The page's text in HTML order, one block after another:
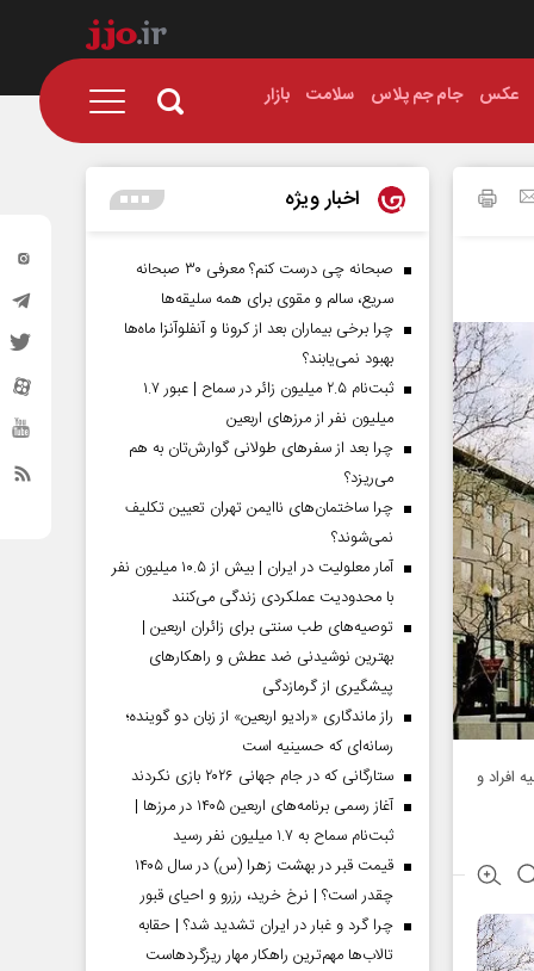
عکس جام جم پلاس سلامت بازار
افراد و
اخبار ویژه
صبحانه چی درست کنم؟ معرفی ۳۰ صبحانه
سریع، سالم و مقوی برای همه سلیقه‌ها
چرا برخی بیماران بعد از کرونا و آنفلوآنزا ماه‌ها
بهبود نمی‌یابند؟
ثبت‌نام ۲.۵ میلیون زائر در سماح | عبور ۱.۷
میلیون نفر از مرز‌های اربعین
چرا بعد از سفرهای طولانی گوارش‌تان به هم
می‌ریزد؟
چرا ساختمان‌های ناایمن تهران تعیین تکلیف
نمی‌شوند؟
آمار معلولیت در ایران | بیش از ۱۰.۵ میلیون نفر
با محدودیت عملکردی زندگی می‌کنند
توصیه‌های طب سنتی برای زائران اربعین |
بهترین نوشیدنی ضد عطش و راهکارهای
پیشگیری از گرمازدگی
راز ماندگاری «رادیو اربعین» از زبان دو گوینده؛
رسانه‌ای که حسینیه است
ستارگانی که در جام جهانی ۲۰۲۶ بازی نکردند
آغاز رسمی برنامه‌های اربعین ۱۴۰۵ در مرز‌ها |
ثبت‌نام سماح به ۱.۷ میلیون نفر رسید
قیمت قبر در بهشت زهرا (س) در سال ۱۴۰۵
چقدر است؟ | نرخ خرید، رزرو و احیای قبور
چرا گرد و غبار در ایران تشدید شد؟ | حقابه
تالاب‌ها مهم‌ترین راهکار مهار ریزگردهاست